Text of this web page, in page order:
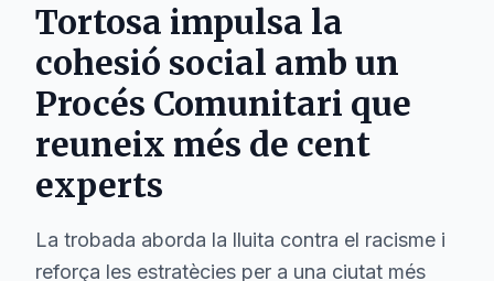
Tortosa impulsa la
cohesió social amb un
Procés Comunitari que
reuneix més de cent
experts
La trobada aborda la lluita contra el racisme i
reforça les estratècies per a una ciutat més